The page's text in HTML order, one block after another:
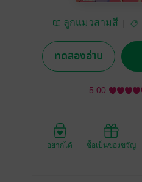
ลูกแมวสามสี
ทดลองอ่าน
5.00
อยากได้ ซื้อเป็นของขวัญ